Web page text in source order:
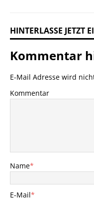
HINTERLASSE JETZT
Kommentar
E-Mail Adresse wird
Kommentar
Name*
E-Mail*